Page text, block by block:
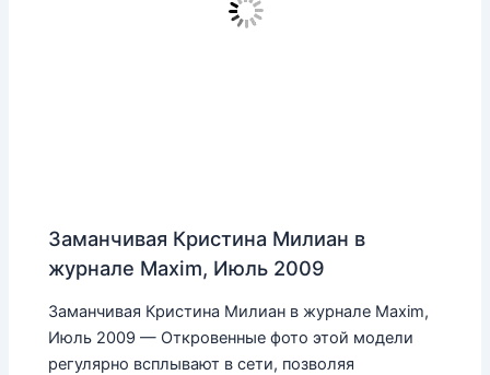
Заманчивая Кристина Милиан в
журнале Maxim, Июль 2009
Заманчивая Кристина Милиан в журнале Maxim,
Июль 2009 — Откровенные фото этой модели
регулярно всплывают в сети, позволяя